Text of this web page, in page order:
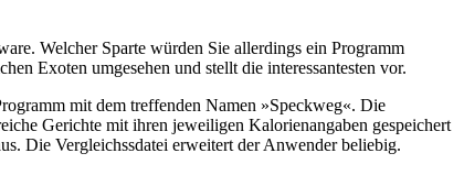
Welcher Sparte würden Sie allerdings ein Programm
Exoten umgesehen und stellt die interessantesten vor.
mit dem treffenden Namen »Speckweg«. Die
Gerichte mit ihren jeweiligen Kalorienangaben gespeichert
Die Vergleichssdatei erweitert der Anwender beliebig.